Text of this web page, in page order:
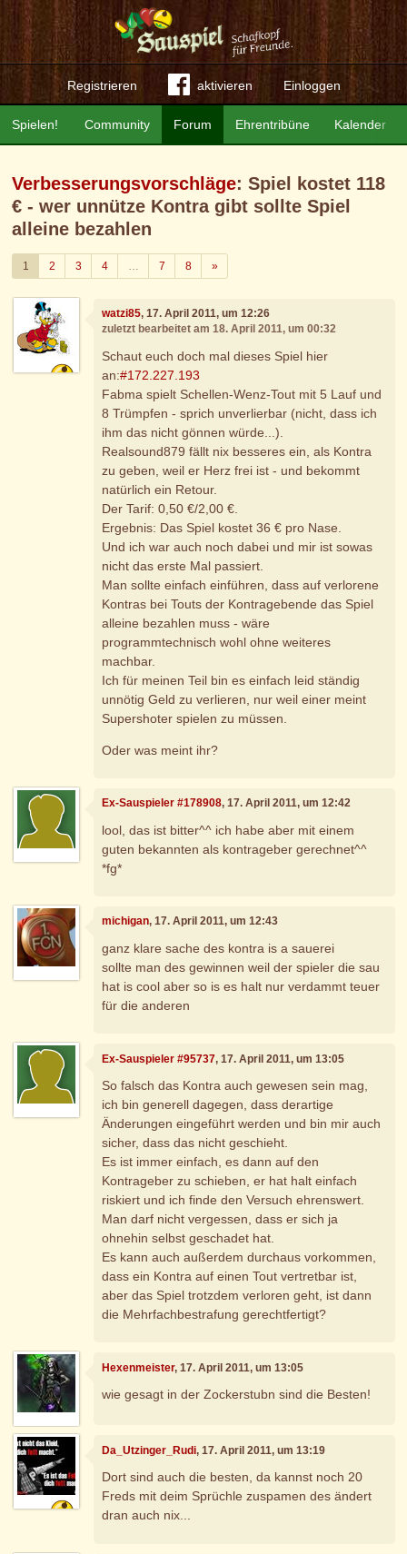
Registrieren aktivieren Einloggen
Community Forum Ehrentribüne Kalender
Spielen!
Verbesserungsvorschläge: Spiel kostet 118
€ - wer unnütze Kontra gibt sollte Spiel
alleine bezahlen
1 2 3 4 … 7 8 »Weiter
watzi85, 17. April 2011, um 12:26
zuletzt bearbeitet am 18. April 2011, um 00:32
Schaut euch doch mal dieses Spiel hier
an:#172.227.193
Fabma spielt Schellen-Wenz-Tout mit 5 Lauf und
8 Trümpfen - sprich unverlierbar (nicht, dass ich
ihm das nicht gönnen würde...).
Realsound879 fällt nix besseres ein, als Kontra
zu geben, weil er Herz frei ist - und bekommt
natürlich ein Retour.
Der Tarif: 0,50 €/2,00 €.
Ergebnis: Das Spiel kostet 36 € pro Nase.
Und ich war auch noch dabei und mir ist sowas
nicht das erste Mal passiert.
Man sollte einfach einführen, dass auf verlorene
Kontras bei Touts der Kontragebende das Spiel
alleine bezahlen muss - wäre
programmtechnisch wohl ohne weiteres
machbar.
Ich für meinen Teil bin es einfach leid ständig
unnötig Geld zu verlieren, nur weil einer meint
Supershoter spielen zu müssen.
Oder was meint ihr?
Ex-Sauspieler #178908, 17. April 2011, um 12:42
lool, das ist bitter^^ ich habe aber mit einem
guten bekannten als kontrageber gerechnet^^
*fg*
michigan, 17. April 2011, um 12:43
ganz klare sache des kontra is a sauerei
sollte man des gewinnen weil der spieler die sau
hat is cool aber so is es halt nur verdammt teuer
für die anderen
Ex-Sauspieler #95737, 17. April 2011, um 13:05
So falsch das Kontra auch gewesen sein mag,
ich bin generell dagegen, dass derartige
Änderungen eingeführt werden und bin mir auch
sicher, dass das nicht geschieht.
Es ist immer einfach, es dann auf den
Kontrageber zu schieben, er hat halt einfach
riskiert und ich finde den Versuch ehrenswert.
Man darf nicht vergessen, dass er sich ja
ohnehin selbst geschadet hat.
Es kann auch außerdem durchaus vorkommen,
dass ein Kontra auf einen Tout vertretbar ist,
aber das Spiel trotzdem verloren geht, ist dann
die Mehrfachbestrafung gerechtfertigt?
Hexenmeister, 17. April 2011, um 13:05
wie gesagt in der Zockerstubn sind die Besten!
Da_Utzinger_Rudi, 17. April 2011, um 13:19
Dort sind auch die besten, da kannst noch 20
Freds mit deim Sprüchle zuspamen des ändert
dran auch nix...